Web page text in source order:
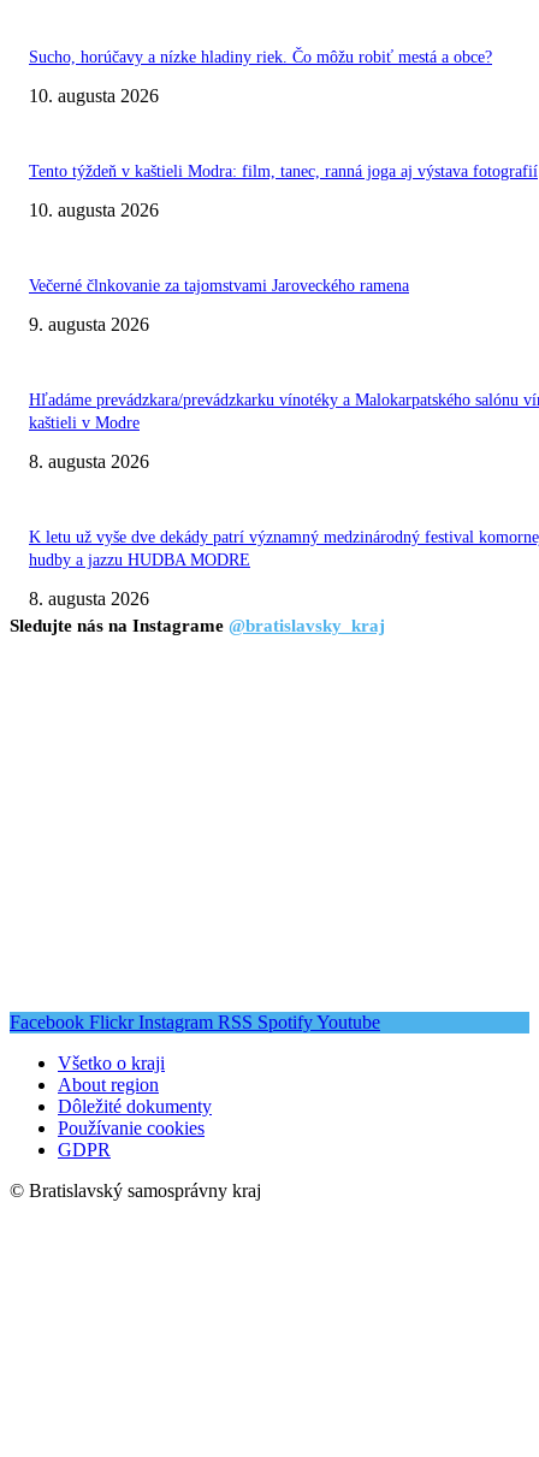
Sucho, horúčavy a nízke hladiny riek. Čo môžu robiť mestá a obce?
10. augusta 2026
Tento týždeň v kaštieli Modra: film, tanec, ranná joga aj výstava fotografií
10. augusta 2026
Večerné člnkovanie za tajomstvami Jaroveckého ramena
9. augusta 2026
Hľadáme prevádzkara/prevádzkarku vínotéky a Malokarpatského salónu
kaštieli v Modre
8. augusta 2026
K letu už vyše dve dekády patrí významný medzinárodný festival
hudby a jazzu HUDBA MODRE
8. augusta 2026
Sledujte nás na Instagrame @bratislavsky_kraj
Facebook Flickr Instagram RSS SpotifyYoutube
Všetko o kraji
About region
Dôležité dokumenty
Používanie cookies
GDPR
© Bratislavský samosprávny kraj